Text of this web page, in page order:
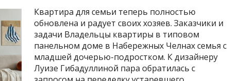
Квартира для семьи теперь полностью
обновлена и радует своих хозяев. Заказчики и
задачи Владельцы квартиры в типовом
панельном доме в Набережных Челнах семья с
младшей дочерью-подростком. К дизайнеру
Луизе Гибадуллиной пара обратилась с